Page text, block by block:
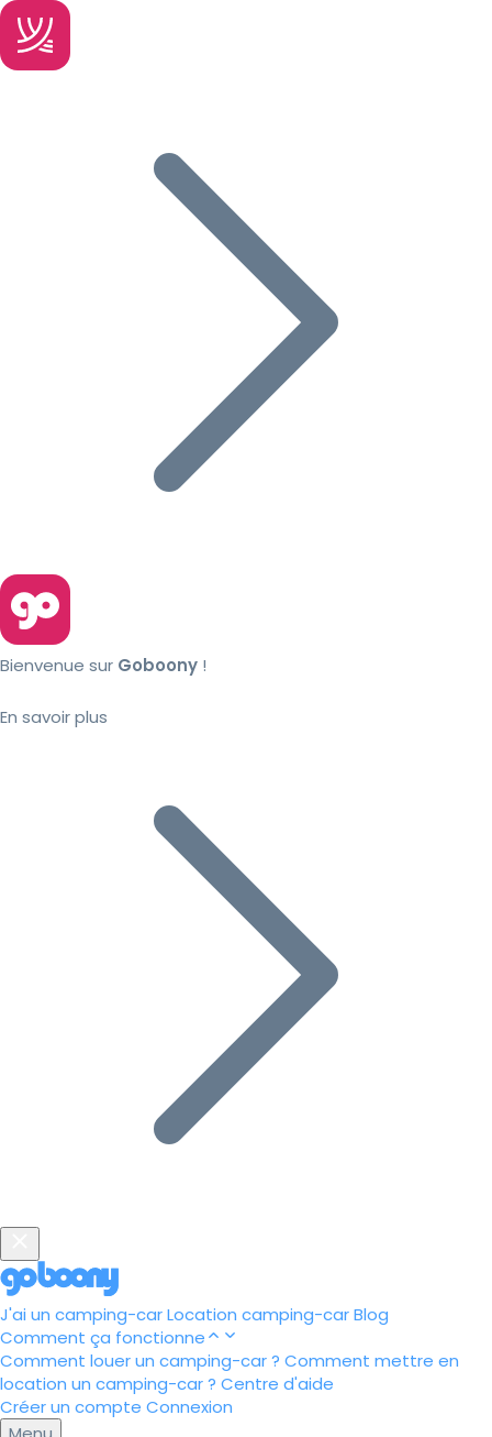
Bienvenue sur Goboony !
En savoir plus
J'ai un camping-carLocation camping-carBlog
Comment ça fonctionne
Comment louer un camping-car ? Comment mettre en
location un camping-car ? Centre d'aide
Créer un compte Connexion